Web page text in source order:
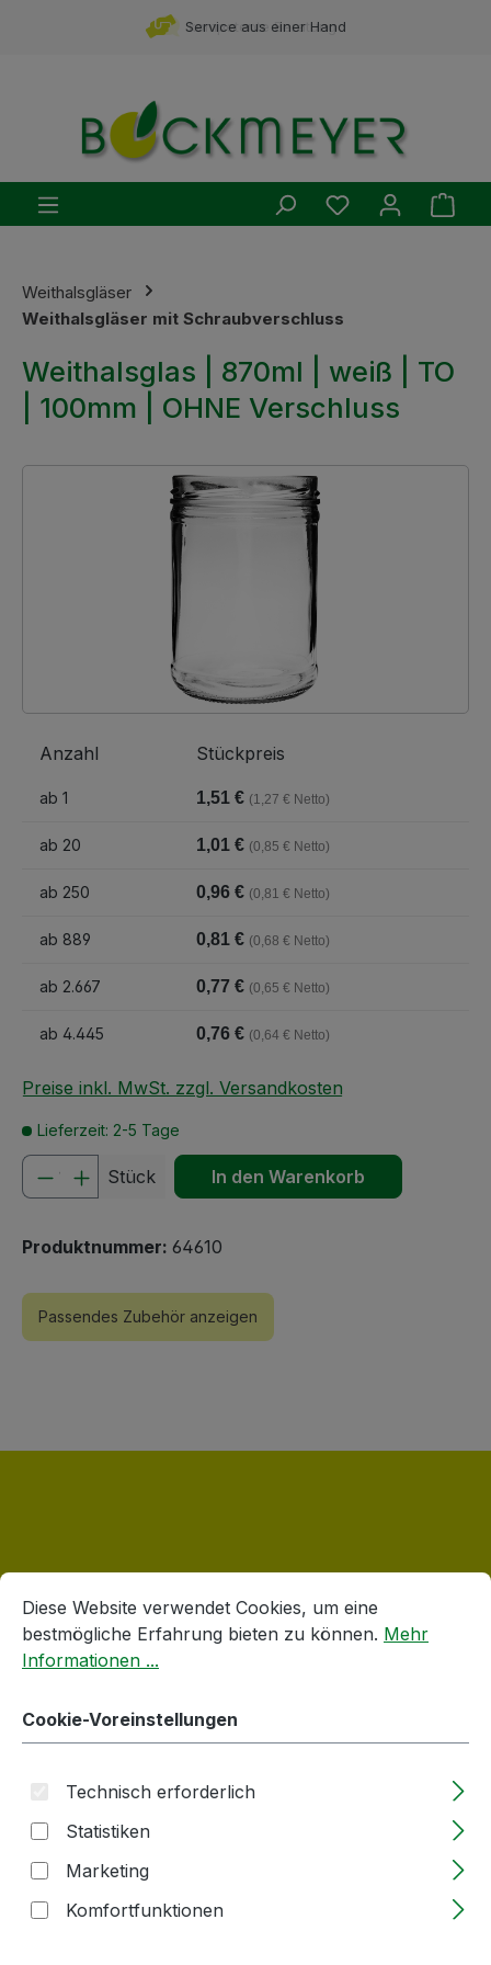
Zum Hauptinhalt springenService aus einer Hand
Du hast 0
Weithalsgläser
Weithalsgläser mit Schraubverschluss
Weithalsglas | 870ml | weiß | TO
| 100mm | OHNE Verschluss
Bildergalerie überspringen
Anzahl Stückpreis
ab 1 1,51 € (1,27 € Netto)
ab 20 1,01 € (0,85 € Netto)
ab 250 0,96 € (0,81 € Netto)
ab 889 0,81 € (0,68 € Netto)
ab 2.667 0,77 € (0,65 € Netto)
ab 4.445 0,76 € (0,64 € Netto)
Preise inkl. MwSt. zzgl. Versandkosten
Lieferzeit: 2-5 Tage
Produkt Anzahl: Gib den gewünschten
Stück In den Warenkorb
Produktnummer: 64610
Passendes Zubehör anzeigen
Produktgalerie überspringen
Accessory Items
Buch | Konfitüren & Gelees | Autoren:
Gabriele Lehari | Ulmer Verlag
Cookie-Voreinstellungen
Diese Website verwendet Cookies, um eine bestmögliche
Diese Website verwendet Cookies, um eine
bestmögliche Erfahrung bieten zu können. Mehr
Informationen ...
Cookie-Voreinstellungen
Technisch erforderlich
Statistiken
Marketing
Komfortfunktionen